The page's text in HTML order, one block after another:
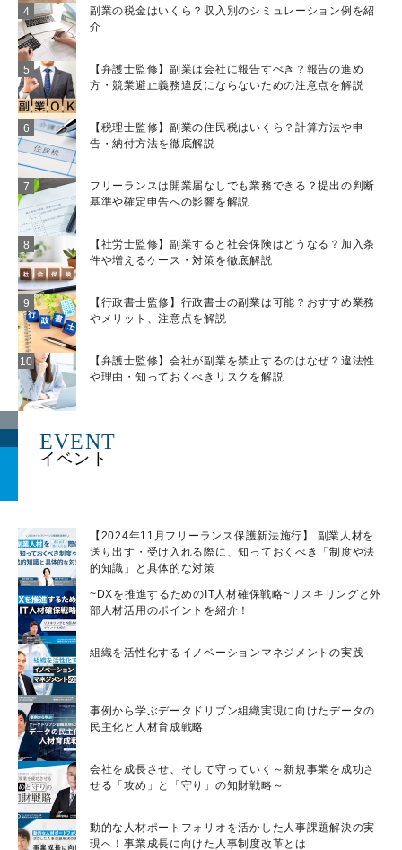
副業の税金はいくら？収入別のシミュレーション例を紹
介
【弁護士監修】副業は会社に報告すべき？報告の進め
方・競業避止義務違反にならないための注意点を解説
【税理士監修】副業の住民税はいくら？計算方法や申
告・納付方法を徹底解説
フリーランスは開業届なしでも業務できる？提出の判断
基準や確定申告への影響を解説
【社労士監修】副業すると社会保険はどうなる？加入条
件や増えるケース・対策を徹底解説
【行政書士監修】行政書士の副業は可能？おすすめ業務
やメリット、注意点を解説
【弁護士監修】会社が副業を禁止するのはなぜ？違法性
や理由・知っておくべきリスクを解説
EVENT
【2024年11月フリーランス保護新法施行】 副業人材を
送り出す・受け入れる際に、知っておくべき「制度や法
的知識」と具体的な対策
~DXを推進するためのIT人材確保戦略~リスキリングと外
部人材活用のポイントを紹介！
組織を活性化するイノベーションマネジメントの実践
事例から学ぶデータドリブン組織実現に向けたデータの
民主化と人材育成戦略
会社を成長させ、そして守っていく～新規事業を成功さ
せる「攻め」と「守り」の知財戦略～
動的な人材ポートフォリオを活かした人事課題解決の実
現へ！事業成長に向けた人事制度改革とは